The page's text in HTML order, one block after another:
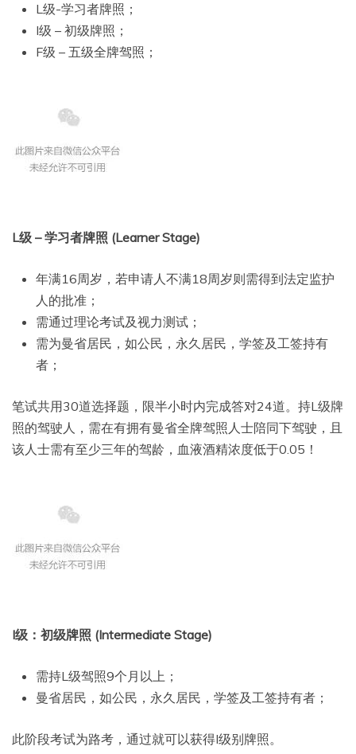
L级-学习者牌照；
I级 – 初级牌照；
F级 – 五级全牌驾照；
L级 – 学习者牌照 (Learner Stage)
年满16周岁，若申请人不满18周岁则需得到法定监护
人的批准；
需通过理论考试及视力测试；
需为曼省居民，如公民，永久居民，学签及工签持有
者；
笔试共用30道选择题，限半小时内完成答对24道。持L级牌
照的驾驶人，需在有拥有曼省全牌驾照人士陪同下驾驶，且
该人士需有至少三年的驾龄，血液酒精浓度低于0.05！
I级：初级牌照 (Intermediate Stage)
需持L级驾照9个月以上；
曼省居民，如公民，永久居民，学签及工签持有者；
此阶段考试为路考，通过就可以获得I级别牌照。